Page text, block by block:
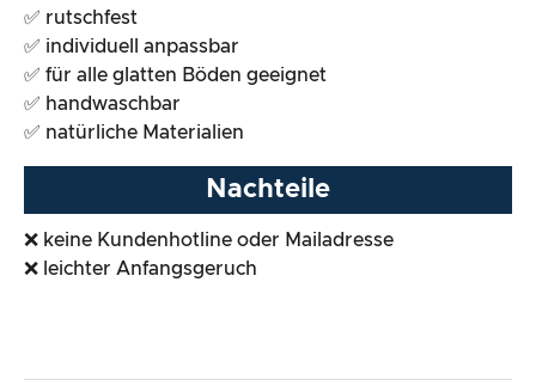
✅ rutschfest
✅ individuell anpassbar
✅ für alle glatten Böden geeignet
✅ handwaschbar
✅ natürliche Materialien
Nachteile
❌ keine Kundenhotline oder Mailadresse
❌ leichter Anfangsgeruch